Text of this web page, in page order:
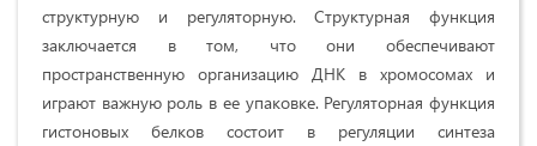
структурную и регуляторную. Структурная функция
заключается в том, что они обеспечивают
пространственную организацию ДНК в хромосомах и
играют важную роль в ее упаковке. Регуляторная функция
гистоновых белков состоит в регуляции синтеза